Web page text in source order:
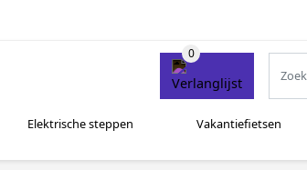
Elektrische steppen Vakantiefietsen